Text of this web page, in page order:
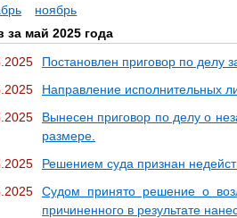
ноябрь
за май 2025 года
Постановлен приговор по делу
Направление исполнительных
Вынесен приговор по делу о
размере.
Решением суда признан
Судом принято решение о
причиненного в результате